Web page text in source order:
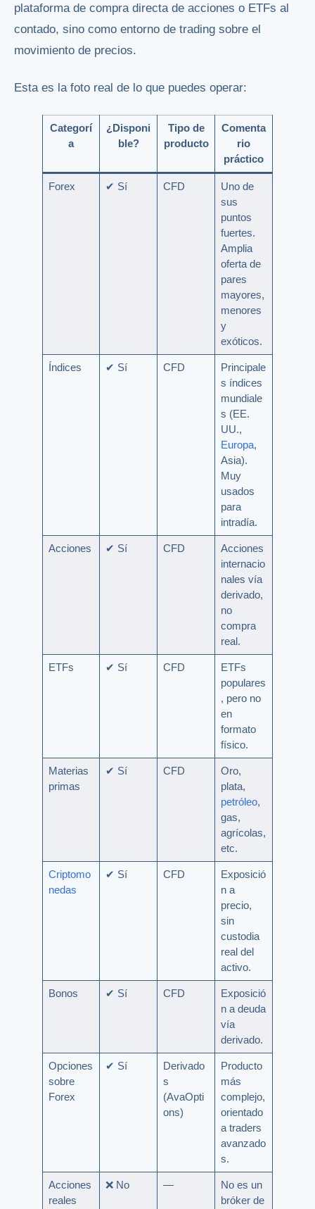
plataforma de compra directa de acciones o ETFs al
contado, sino como entorno de trading sobre el
movimiento de precios.
Esta es la foto real de lo que puedes operar:
Categorí
a
¿Disponi
ble?
Tipo de
producto
Comenta
rio
práctico
Forex ✔ Sí CFD
Uno de
sus
puntos
fuertes.
Amplia
oferta de
pares
mayores,
menores
y
exóticos.
Índices ✔ Sí CFD
Principale
s índices
mundiale
s (EE.
UU.,
Europa,
Asia).
Muy
usados
para
intradía.
Acciones ✔ Sí CFD
Acciones
internacio
nales vía
derivado,
no
compra
real.
ETFs ✔ Sí CFD
ETFs
populares
, pero no
en
formato
físico.
Materias
primas
✔ Sí CFD
Oro,
plata,
petróleo,
gas,
agrícolas,
etc.
Criptomo
nedas
✔ Sí CFD
Exposició
n a
precio,
sin
custodia
real del
activo.
Bonos ✔ Sí CFD
Exposició
n a deuda
vía
derivado.
Opciones
sobre
Forex
✔ Sí
Derivado
s
(AvaOpti
ons)
Producto
más
complejo,
orientado
a traders
avanzado
s.
Acciones
reales
❌ No —
No es un
bróker de